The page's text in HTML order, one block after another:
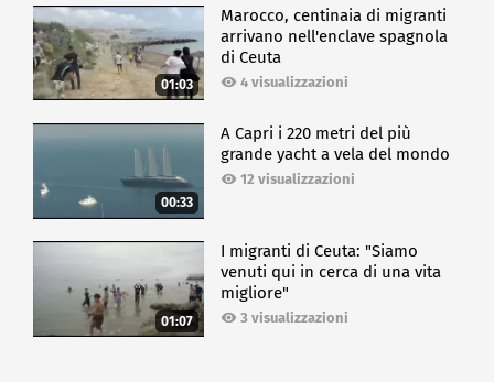
01:03
Marocco, centinaia di migranti
arrivano nell'enclave spagnola
di Ceuta
4 visualizzazioni
00:33
A Capri i 220 metri del più
grande yacht a vela del mondo
12 visualizzazioni
01:07
I migranti di Ceuta: "Siamo
venuti qui in cerca di una vita
migliore"
3 visualizzazioni